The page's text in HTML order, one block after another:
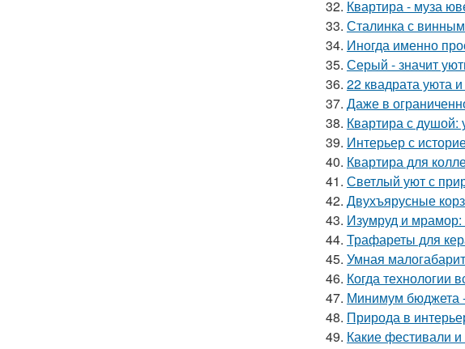
32. Квартира - муза
33. Сталинка с
34. Иногда именно
35. Серый - значит
36. 22 квадрата уюта и
37. Даже в
38. Квартира с
39. Интерьер с
40. Квартира для
41. Светлый уют с
42. Двухъярусные
43. Изумруд и мрамор:
44. Трафареты для
45. Умная
46. Когда технологии
47. Минимум бюджета
48. Природа в
49. Какие фестивали